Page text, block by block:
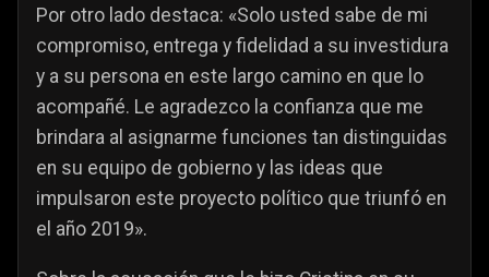
Por otro lado destaca: «Solo usted sabe de mi
compromiso, entrega y fidelidad a su investidura
y a su persona en este largo camino en que lo
acompañé. Le agradezco la confianza que me
brindara al asignarme funciones tan distinguidas
en su equipo de gobierno y las ideas que
impulsaron este proyecto político que triunfó en
el año 2019».